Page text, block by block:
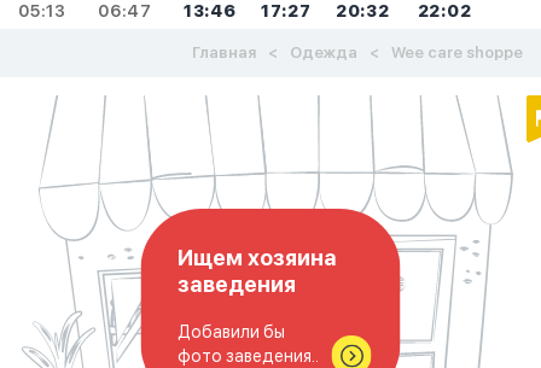
05:13 06:47 13:46 17:27 20:32 22:02
Главная Одежда Wee care shoppe
Ищем хозяина
заведения
Добавили бы
фото заведения..